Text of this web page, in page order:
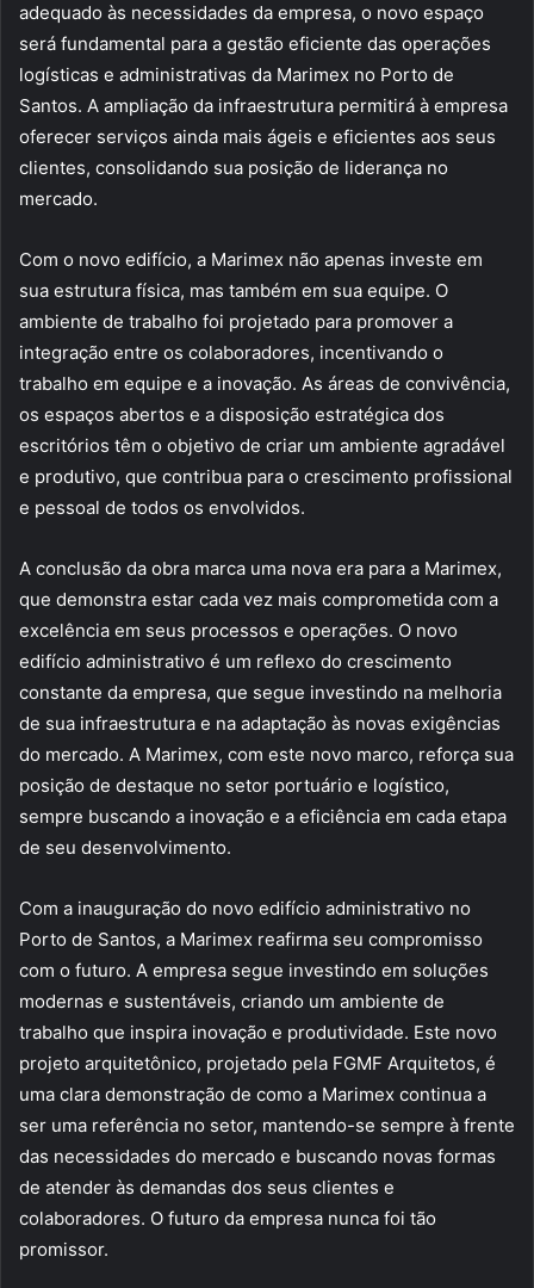
adequado às necessidades da empresa, o novo espaço
será fundamental para a gestão eficiente das operações
logísticas e administrativas da Marimex no Porto de
Santos. A ampliação da infraestrutura permitirá à empresa
oferecer serviços ainda mais ágeis e eficientes aos seus
clientes, consolidando sua posição de liderança no
mercado.
Com o novo edifício, a Marimex não apenas investe em
sua estrutura física, mas também em sua equipe. O
ambiente de trabalho foi projetado para promover a
integração entre os colaboradores, incentivando o
trabalho em equipe e a inovação. As áreas de convivência,
os espaços abertos e a disposição estratégica dos
escritórios têm o objetivo de criar um ambiente agradável
e produtivo, que contribua para o crescimento profissional
e pessoal de todos os envolvidos.
A conclusão da obra marca uma nova era para a Marimex,
que demonstra estar cada vez mais comprometida com a
excelência em seus processos e operações. O novo
edifício administrativo é um reflexo do crescimento
constante da empresa, que segue investindo na melhoria
de sua infraestrutura e na adaptação às novas exigências
do mercado. A Marimex, com este novo marco, reforça sua
posição de destaque no setor portuário e logístico,
sempre buscando a inovação e a eficiência em cada etapa
de seu desenvolvimento.
Com a inauguração do novo edifício administrativo no
Porto de Santos, a Marimex reafirma seu compromisso
com o futuro. A empresa segue investindo em soluções
modernas e sustentáveis, criando um ambiente de
trabalho que inspira inovação e produtividade. Este novo
projeto arquitetônico, projetado pela FGMF Arquitetos, é
uma clara demonstração de como a Marimex continua a
ser uma referência no setor, mantendo-se sempre à frente
das necessidades do mercado e buscando novas formas
de atender às demandas dos seus clientes e
colaboradores. O futuro da empresa nunca foi tão
promissor.